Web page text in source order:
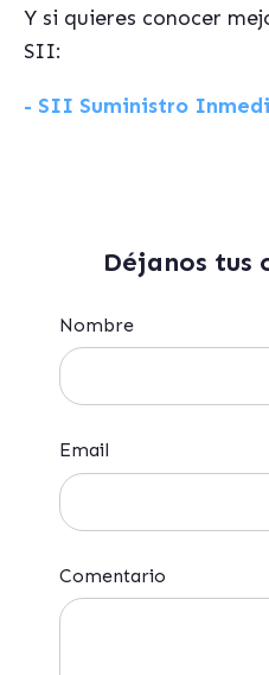
Y si quieres conocer
SII:
- SII Suministro
Déjanos tus
Nombre
Email
Comentario